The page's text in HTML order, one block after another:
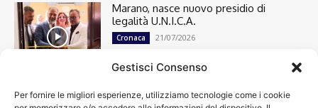
Gestisci Consenso
Per fornire le migliori esperienze, utilizziamo tecnologie come i cookie
Marano, nasce nuovo presidio di
legalità U.N.I.C.A.
Cronaca 21/07/2026
Cronaca 13498